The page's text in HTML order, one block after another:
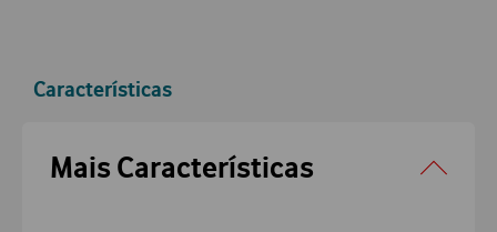
Características
Accordeon
Mais Características